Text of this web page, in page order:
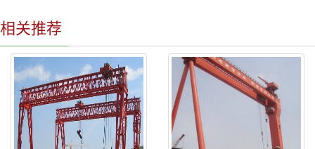
相关推荐